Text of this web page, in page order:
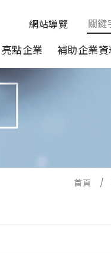
網站導覽
亮點企業 補助企業
首頁 /